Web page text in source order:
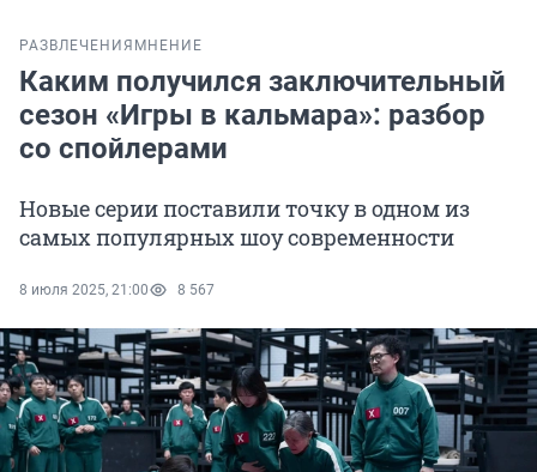
РАЗВЛЕЧЕНИЯ МНЕНИЕ
Каким получился заключительный
сезон «Игры в кальмара»: разбор
со спойлерами
Новые серии поставили точку в одном из
самых популярных шоу современности
8 июля 2025, 21:00 8 567